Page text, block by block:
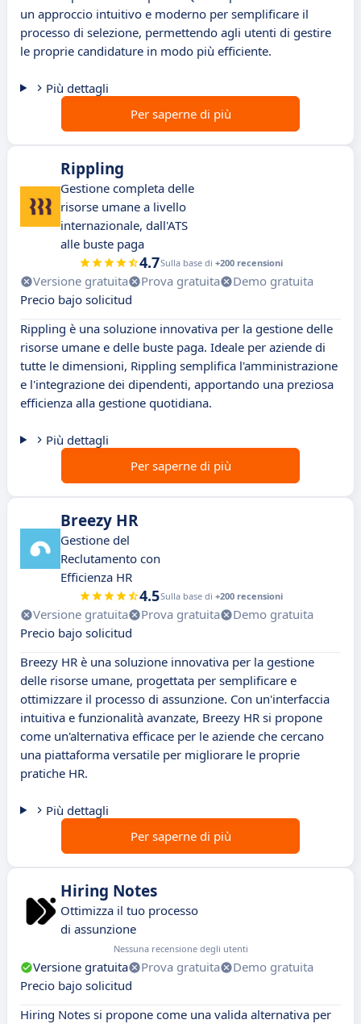
un approccio intuitivo e moderno per semplificare il
processo di selezione, permettendo agli utenti di gestire
le proprie candidature in modo più efficiente.
Più dettagli
Per saperne di più
Rippling
Gestione completa delle
risorse umane a livello
internazionale, dall'ATS
alle buste paga
4.7Sulla base di +200 recensioni
Versione gratuita Prova gratuita
Demo gratuita
Precio bajo solicitud
Rippling è una soluzione innovativa per la gestione delle
risorse umane e delle buste paga. Ideale per aziende di
tutte le dimensioni, Rippling semplifica l'amministrazione
e l'integrazione dei dipendenti, apportando una preziosa
efficienza alla gestione quotidiana.
Più dettagli
Per saperne di più
Breezy HR
Gestione del
Reclutamento con
Efficienza HR
4.5Sulla base di +200 recensioni
Versione gratuita Prova gratuita
Demo gratuita
Precio bajo solicitud
Breezy HR è una soluzione innovativa per la gestione
delle risorse umane, progettata per semplificare e
ottimizzare il processo di assunzione. Con un'interfaccia
intuitiva e funzionalità avanzate, Breezy HR si propone
come un'alternativa efficace per le aziende che cercano
una piattaforma versatile per migliorare le proprie
pratiche HR.
Più dettagli
Per saperne di più
Hiring Notes
Ottimizza il tuo processo
di assunzione
Nessuna recensione degli utenti
Versione gratuita Prova gratuita
Demo gratuita
Precio bajo solicitud
Hiring Notes si propone come una valida alternativa per